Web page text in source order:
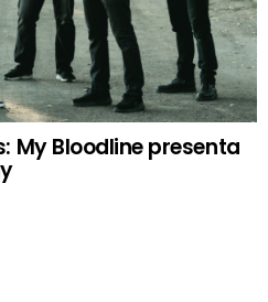
My Bloodline presenta